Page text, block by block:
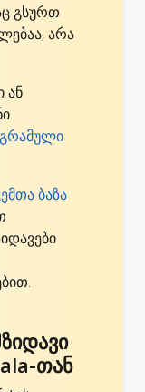
გსურთ
არა
ან
ბაზა
თან